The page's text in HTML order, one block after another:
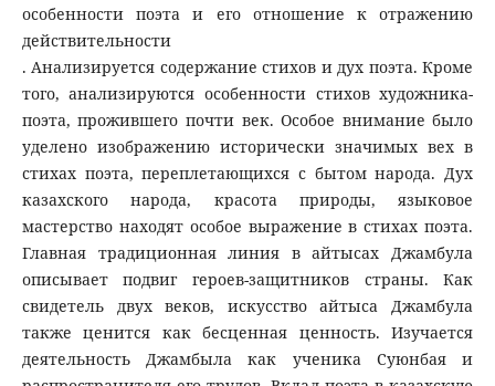
особенности поэта и его отношение к отражению
действительности
. Анализируется содержание стихов и дух поэта. Кроме
того, анализируются особенности стихов художника-
поэта, прожившего почти век. Особое внимание было
уделено изображению исторически значимых вех в
стихах поэта, переплетающихся с бытом народа. Дух
казахского народа, красота природы, языковое
мастерство находят особое выражение в стихах поэта.
Главная традиционная линия в айтысах Джамбула
описывает подвиг героев-защитников страны. Как
свидетель двух веков, искусство айтыса Джамбула
также ценится как бесценная ценность. Изучается
деятельность Джамбыла как ученика Суюнбая и